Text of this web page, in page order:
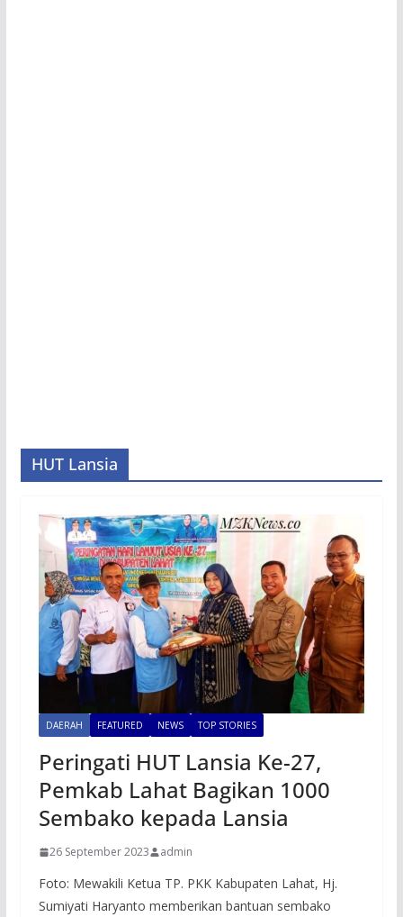
HUT Lansia
DAERAH FEATURED NEWS TOP STORIES
Peringati HUT Lansia Ke-27,
Pemkab Lahat Bagikan 1000
Sembako kepada Lansia
26 September 2023 admin
Foto: Mewakili Ketua TP. PKK Kabupaten Lahat, Hj.
Sumiyati Haryanto memberikan bantuan sembako